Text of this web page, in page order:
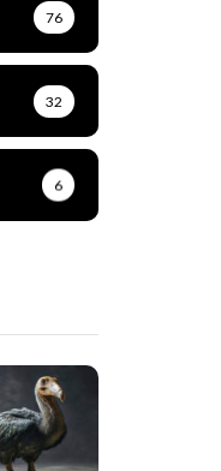
76
32
6